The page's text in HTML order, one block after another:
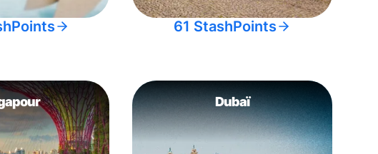
61 StashPoints
Dubaï